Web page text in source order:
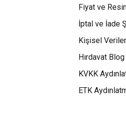
Fiyat ve
İptal ve İade
Kişisel
Hırdavat Blog
KVKK
ETK